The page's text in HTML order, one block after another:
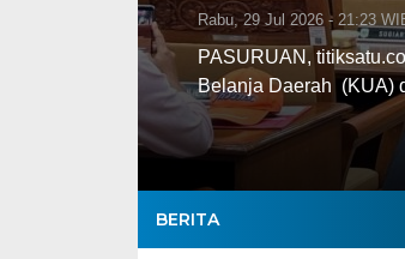
Rabu, 29 Jul 2026 - 21:23
PASURUAN,
Belanja Daerah (KUA)
BERITA